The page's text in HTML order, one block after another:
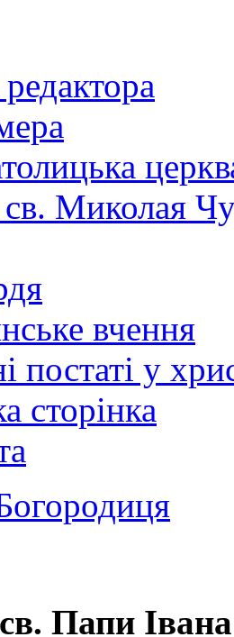
Миколая
вчення
постаті у
сторінка
Папи